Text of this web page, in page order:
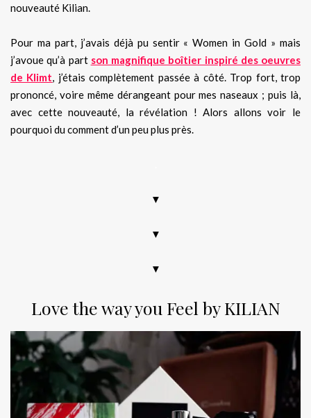
nouveauté Kilian.
Pour ma part, j’avais déjà pu sentir « Women in Gold » mais
j’avoue qu’à part son magnifique boîtier inspiré des oeuvres
de Klimt, j’étais complètement passée à côté. Trop fort, trop
prononcé, voire même dérangeant pour mes naseaux ; puis là,
avec cette nouveauté, la révélation ! Alors allons voir le
pourquoi du comment d’un peu plus près.
▼
▼
▼
Love the way you Feel by KILIAN